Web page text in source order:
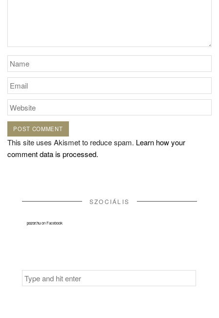
This site uses Akismet to reduce spam. Learn how your
comment data is processed.
SZOCIÁLIS
pozor.huon Facebook
Search
for: